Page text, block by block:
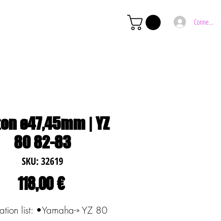
Connexion
ø47,45mm | YZ
80 82-83
SKU: 32619
118,00 €Preço
list: •Yamaha-» YZ 80